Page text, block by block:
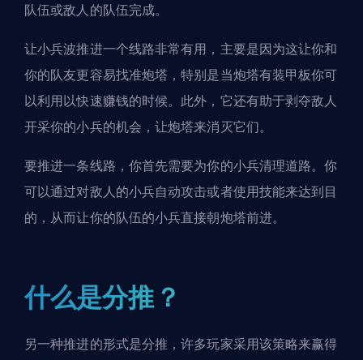
队伍或敌人的队伍完成。
让小兵波推进一个线路非常有用，主要是因为这让你和
你的队友更容易找准炮塔，特别是当炮塔有装甲板你可
以利用以快速赚钱的时候。此外，它还有助于剥夺敌人
开采你的小兵的机会，让炮塔来消灭它们。
要推进一条线路，你首先需要为你的小兵清理道路。你
可以通过对敌人的小兵自动攻击或者使用技能来达到目
的，从而让你的队伍的小兵直接朝炮塔前进。
什么是分推？
另一种推进的形式是分推，许多玩家采用该策略来赢得